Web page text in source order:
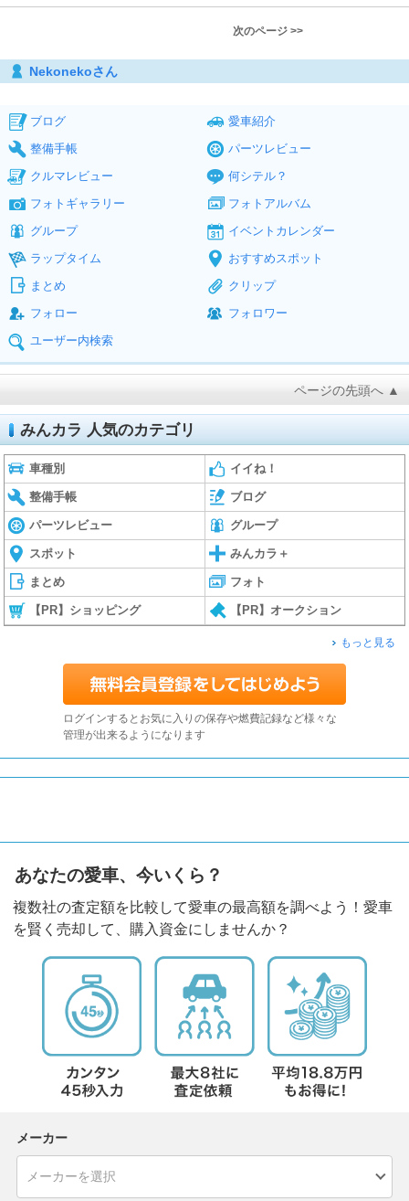
次のページ >>
Nekonekoさん
ブログ
愛車紹介
整備手帳
パーツレビュー
クルマレビュー
何シテル？
フォトギャラリー
フォトアルバム
グループ
イベントカレンダー
ラップタイム
おすすめスポット
まとめ
クリップ
フォロー
フォロワー
ユーザー内検索
ページの先頭へ ▲
みんカラ 人気のカテゴリ
車種別 イイね！
整備手帳 ブログ
パーツレビュー グループ
スポット みんカラ＋
まとめ フォト
【PR】ショッピング 【PR】オークション
もっと見る
ログインするとお気に入りの保存や燃費記録など様々な
管理が出来るようになります
あなたの愛車、今いくら？
複数社の査定額を比較して愛車の最高額を調べよう！愛車
を賢く売却して、購入資金にしませんか？
メーカー